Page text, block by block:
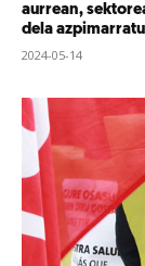
aurrean,
dela
2024-05-14